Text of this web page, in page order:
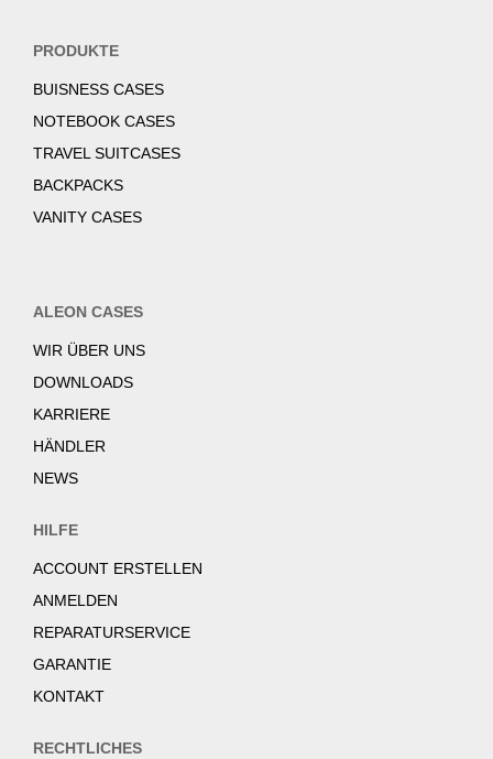
PRODUKTE
BUISNESS CASES
NOTEBOOK CASES
TRAVEL SUITCASES
BACKPACKS
VANITY CASES
ALEON CASES
WIR ÜBER UNS
DOWNLOADS
KARRIERE
HÄNDLER
NEWS
HILFE
ACCOUNT ERSTELLEN
ANMELDEN
REPARATURSERVICE
GARANTIE
KONTAKT
RECHTLICHES